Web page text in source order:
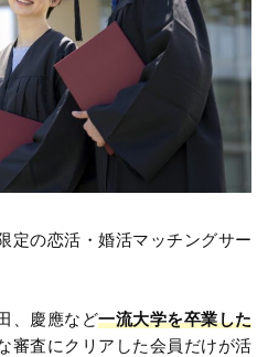
定の恋活・婚活マッチングサー
、慶應など一流大学を卒業した
審査にクリアした会員だけが活